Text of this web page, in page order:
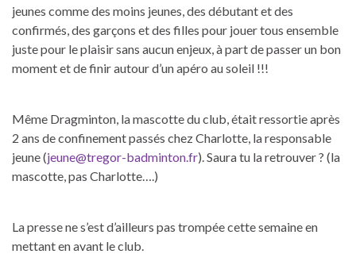
jeunes comme des moins jeunes, des débutant et des
confirmés, des garçons et des filles pour jouer tous ensemble
juste pour le plaisir sans aucun enjeux, à part de passer un bon
moment et de finir autour d’un apéro au soleil !!!
Même Dragminton, la mascotte du club, était ressortie après
2 ans de confinement passés chez Charlotte, la responsable
jeune (jeune@tregor-badminton.fr). Saura tu la retrouver ? (la
mascotte, pas Charlotte….)
La presse ne s’est d’ailleurs pas trompée cette semaine en
mettant en avant le club.